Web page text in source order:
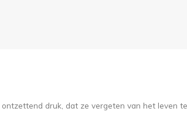
druk, dat ze vergeten van het leven